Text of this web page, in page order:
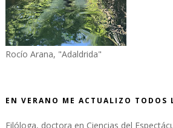
Rocío Arana, "Adaldrida"
EN VERANO ME ACTUALIZO TODOS
Filóloga, doctora en Ciencias del